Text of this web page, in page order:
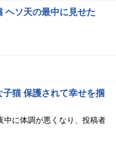
ヘソ天の最中に見せた
猫 保護されて幸せを掴
に体調が悪くなり、投稿者